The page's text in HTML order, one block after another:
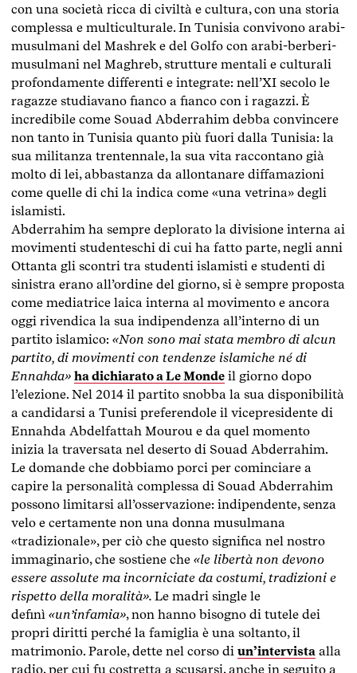
con una società ricca di civiltà e cultura, con una storia
complessa e multiculturale. In Tunisia convivono arabi-
musulmani del Mashrek e del Golfo con arabi-berberi-
musulmani nel Maghreb, strutture mentali e culturali
profondamente differenti e integrate: nell’XI secolo le
ragazze studiavano fianco a fianco con i ragazzi. È
incredibile come Souad Abderrahim debba convincere
non tanto in Tunisia quanto più fuori dalla Tunisia: la
sua militanza trentennale, la sua vita raccontano già
molto di lei, abbastanza da allontanare diffamazioni
come quelle di chi la indica come «una vetrina» degli
islamisti.
Abderrahim ha sempre deplorato la divisione interna ai
movimenti studenteschi di cui ha fatto parte, negli anni
Ottanta gli scontri tra studenti islamisti e studenti di
sinistra erano all’ordine del giorno, si è sempre proposta
come mediatrice laica interna al movimento e ancora
oggi rivendica la sua indipendenza all’interno di un
partito islamico: «Non sono mai stata membro di alcun
partito, di movimenti con tendenze islamiche né di
Ennahda» ha dichiarato a Le Monde il giorno dopo
l’elezione. Nel 2014 il partito snobba la sua disponibilità
a candidarsi a Tunisi preferendole il vicepresidente di
Ennahda Abdelfattah Mourou e da quel momento
inizia la traversata nel deserto di Souad Abderrahim.
Le domande che dobbiamo porci per cominciare a
capire la personalità complessa di Souad Abderrahim
possono limitarsi all’osservazione: indipendente, senza
velo e certamente non una donna musulmana
«tradizionale», per ciò che questo significa nel nostro
immaginario, che sostiene che «le libertà non devono
essere assolute ma incorniciate da costumi, tradizioni e
rispetto della moralità». Le madri single le
definì «un’infamia», non hanno bisogno di tutele dei
propri diritti perché la famiglia è una soltanto, il
matrimonio. Parole, dette nel corso di un’intervista alla
radio, per cui fu costretta a scusarsi, anche in seguito a